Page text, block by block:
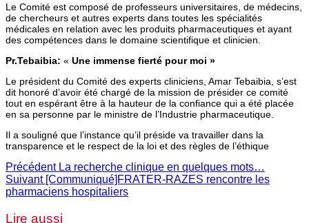
Le Comité est composé de professeurs universitaires, de médecins,
de chercheurs et autres experts dans toutes les spécialités
médicales en relation avec les produits pharmaceutiques et ayant
des compétences dans le domaine scientifique et clinicien.
Pr.Tebaibia: « Une immense fierté pour moi »
Le président du Comité des experts cliniciens, Amar Tebaibia, s’est
dit honoré d’avoir été chargé de la mission de présider ce comité
tout en espérant être à la hauteur de la confiance qui a été placée
en sa personne par le ministre de l’Industrie pharmaceutique.
Il a souligné que l’instance qu’il préside va travailler dans la
transparence et le respect de la loi et des règles de l’éthique
PrécédentLa recherche clinique en quelques mots…
Suivant[Communiqué]FRATER-RAZES rencontre les
pharmaciens hospitaliers
Lire aussi